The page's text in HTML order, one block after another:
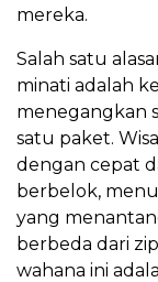
mereka.
Salah satu
minati adalah
menegangkan
satu paket.
dengan cepat
berbelok,
yang
berbeda dari
wahana ini